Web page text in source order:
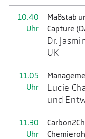
10.40
Uhr
Maßstab
Capture
Dr.
UK
11.05
Uhr
Lucie
und
11.30
Uhr